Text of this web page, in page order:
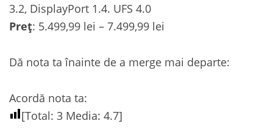
3.2, DisplayPort 1.4. UFS 4.0
Preț: 5.499,99 lei – 7.499,99 lei
Dă nota ta înainte de a merge mai departe:
Acordă nota ta:
[Total: 3 Media: 4.7]